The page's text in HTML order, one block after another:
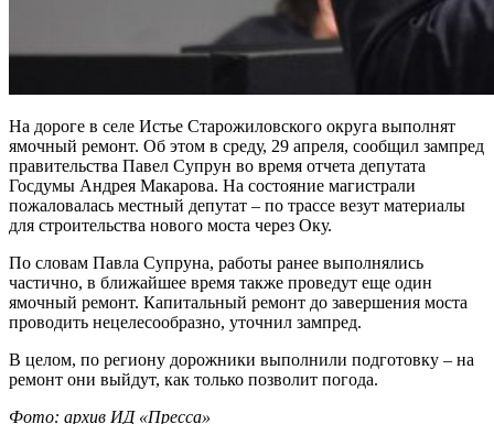
На дороге в селе Истье Старожиловского округа выполнят
ямочный ремонт. Об этом в среду, 29 апреля, сообщил зампред
правительства Павел Супрун во время отчета депутата
Госдумы Андрея Макарова. На состояние магистрали
пожаловалась местный депутат – по трассе везут материалы
для строительства нового моста через Оку.
По словам Павла Супруна, работы ранее выполнялись
частично, в ближайшее время также проведут еще один
ямочный ремонт. Капитальный ремонт до завершения моста
проводить нецелесообразно, уточнил зампред.
В целом, по региону дорожники выполнили подготовку – на
ремонт они выйдут, как только позволит погода.
Фото: архив ИД «Пресса»